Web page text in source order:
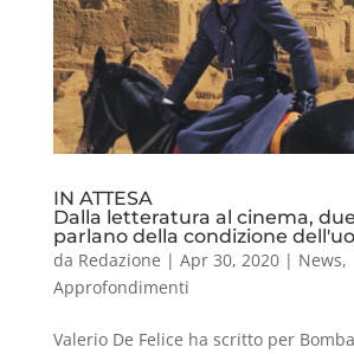
IN ATTESA
Dalla letteratura al cinema,
parlano della condizione
da Redazione | Apr 30, 2020| News,
Approfondimenti
Valerio De Felice ha scritto per